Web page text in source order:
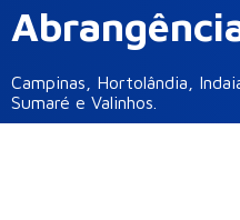
Campinas, Hortolândia,
Sumaré e Valinhos.